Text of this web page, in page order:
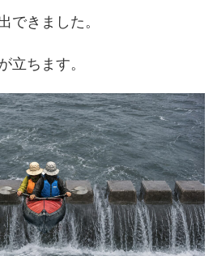
できました。
立ちます。